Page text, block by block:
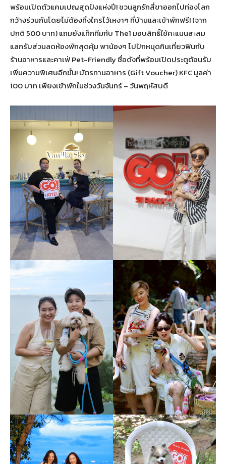
พร้อมเปิดตัวแคมเปญสุดปังแห่งปี! ชวนลูกรักสี่ขาออกไปท่องโลก
กว้างร่วมกันโดยไม่ต้องทิ้งใครไว้เหงาๆ ที่บ้านและเข้าพักฟรี! (จาก
ปกติ 500 บาท) แถมยังแท็กทีมกับ The1 มอบสิทธิ์ใช้คะแนนสะสม
แลกรับส่วนลดห้องพักสุดคุ้ม พาน้องๆ ไปปักหมุดกินเที่ยวฟินกับ
ร้านอาหารและคาเฟ่ Pet-Friendly ชื่อดังที่พร้อมเปิดประตูต้อนรับ
เพิ่มความพิเศษอีกขั้น! บัตรทานอาหาร (Gift Voucher) KFC มูลค่า
100 บาท เพียงเข้าพักในช่วงวันจันทร์ – วันพฤหัสบดี